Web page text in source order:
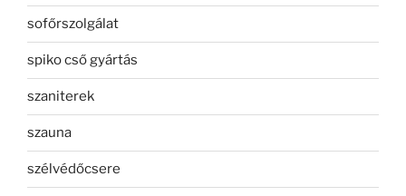
sofőrszolgálat
spiko cső gyártás
szaniterek
szauna
szélvédőcsere